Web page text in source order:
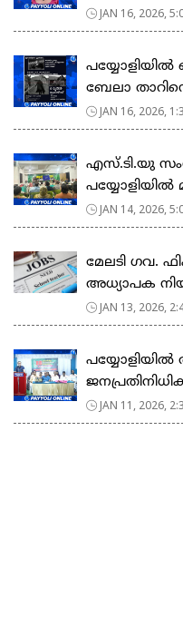
JAN 16, 2026,
ബേലാ
JAN 16, 2026,
എസ്.ടി.യു
പയ്യോളിയിൽ
JAN 14, 2026,
മേലടി ഗവ.
അധ്യാപക
JAN 13, 2026,
പയ്യോളിയിൽ
JAN 11, 2026,